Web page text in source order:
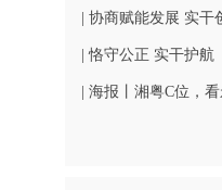
| 协商赋能发展 实干
| 恪守公正 实干护航
| 海报丨湘粤C位，